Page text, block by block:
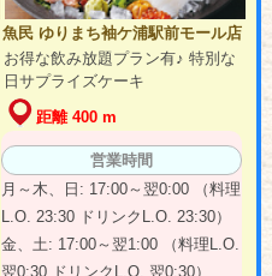
魚民 ゆりまち袖ケ浦駅前モール店
お得な飲み放題プラン有♪ 特別な
日サプライズケーキ
距離 400 m
営業時間
月～木、日: 17:00～翌0:00 （料理
L.O. 23:30 ドリンクL.O. 23:30）
金、土: 17:00～翌1:00 （料理L.O.
翌0:30 ドリンクL.O. 翌0:30）